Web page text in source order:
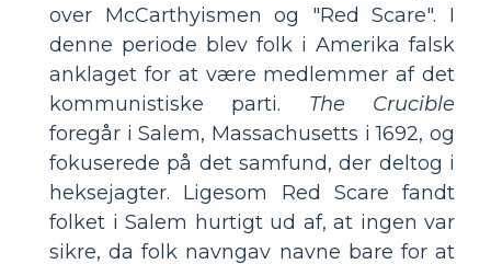
over McCarthyismen og "Red Scare". I
denne periode blev folk i Amerika falsk
anklaget for at være medlemmer af det
kommunistiske parti. The Crucible
foregår i Salem, Massachusetts i 1692, og
fokuserede på det samfund, der deltog i
heksejagter. Ligesom Red Scare fandt
folket i Salem hurtigt ud af, at ingen var
sikre, da folk navngav navne bare for at